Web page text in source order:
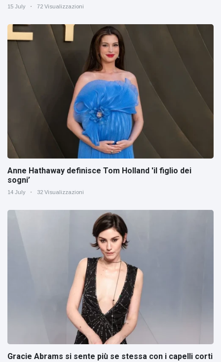
15 July 72 Visualizzazioni
Anne Hathaway definisce Tom Holland 'il figlio dei
sogni’
14 July 32 Visualizzazioni
Gracie Abrams si sente più se stessa con i capelli corti